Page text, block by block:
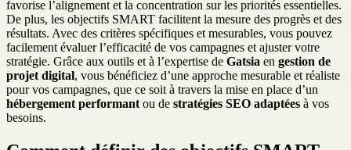
favorise l’alignement et la concentration sur les priorités essentielles.
De plus, les objectifs SMART facilitent la mesure des progrès et des
résultats. Avec des critères spécifiques et mesurables, vous pouvez
facilement évaluer l’efficacité de vos campagnes et ajuster votre
stratégie. Grâce aux outils et à l’expertise de Gatsia en gestion de
projet digital, vous bénéficiez d’une approche mesurable et réaliste
pour vos campagnes, que ce soit à travers la mise en place d’un
hébergement performant ou de stratégies SEO adaptées à vos
besoins.